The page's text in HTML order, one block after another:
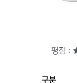
평점 :
구분